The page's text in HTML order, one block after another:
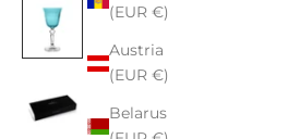
(EUR €)
Austria
(EUR €)
Belarus